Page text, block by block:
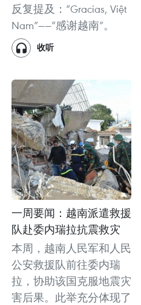
反复提及：“Gracias, Việt
Nam”——“感谢越南”。
收听
一周要闻：越南派遣救援
队赴委内瑞拉抗震救灾
本周，越南人民军和人民
公安救援队前往委内瑞
拉，协助该国克服地震灾
害后果。此举充分体现了